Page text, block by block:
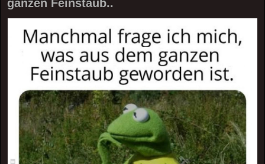
ganzen Feinstaub..